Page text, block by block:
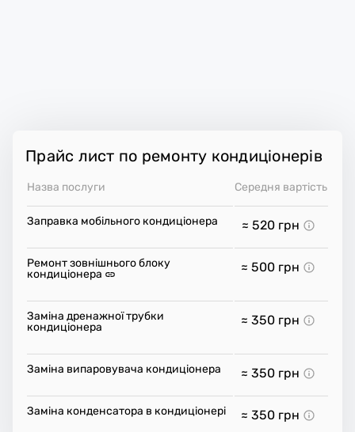
Прайс лист по ремонту кондиціонерів
Назва послуги Середня вартість
Заправка мобільного кондиціонера ≈ 520 грн
Ремонт зовнішнього блоку
кондиціонера
≈ 500 грн
Заміна дренажної трубки
кондиціонера
≈ 350 грн
Заміна випаровувача кондиціонера ≈ 350 грн
Заміна конденсатора в кондиціонері ≈ 350 грн